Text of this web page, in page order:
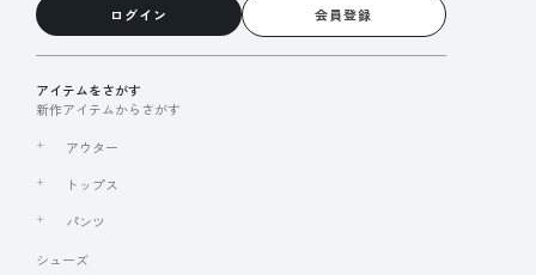
ログイン 会員登録
アイテムをさがす
新作アイテムからさがす
アウター
トップス
パンツ
シューズ